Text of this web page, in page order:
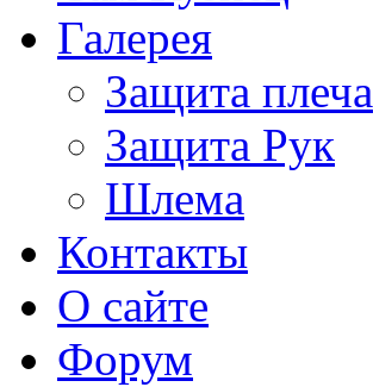
Галерея
Защита плеча
Защита Рук
Шлема
Контакты
О сайте
Форум